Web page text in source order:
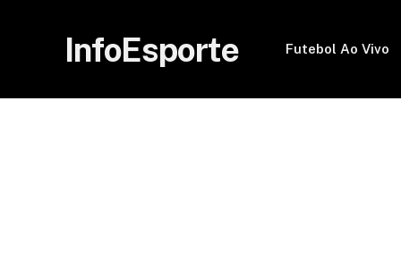
InfoEsporte Futebol Ao Vivo